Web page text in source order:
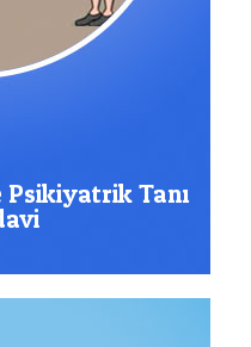
Psikiyatrik Tanı